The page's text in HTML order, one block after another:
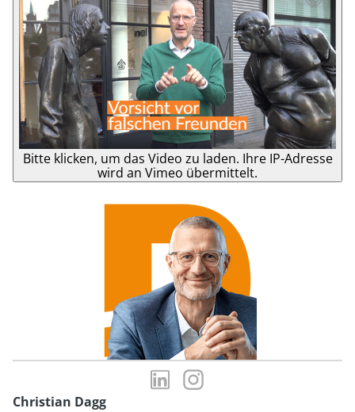
Bitte klicken, um das Video zu laden. Ihre IP-Adresse
wird an Vimeo übermittelt.
LinkedIn-
Profil
Christian Dagg